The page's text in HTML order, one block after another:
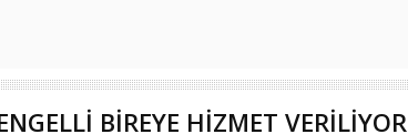
BİREYE HİZMET VERİLİYOR